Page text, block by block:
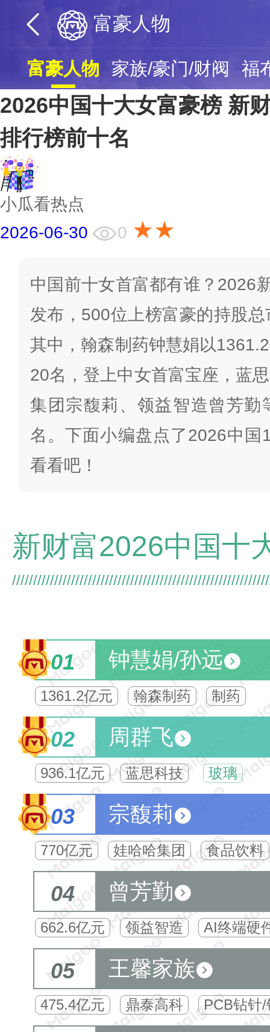
富豪人物
富豪人物 家族/豪门/财阀 福
2026中国十大女富豪榜 新
排行榜前十名
小瓜看热点
2026-06-30
0 ★★
中国前十女首富都有谁？2026
发布，500位上榜富豪的持股
其中，翰森制药钟慧娟以
20名，登上中女首富宝座，蓝
集团宗馥莉、领益智造曾芳勤
名。下面小编盘点了2026中国
看看吧！
01 钟慧娟/孙远
1361.2亿元 翰森制药 制药
02 周群飞
936.1亿元 蓝思科技 玻璃
03 宗馥莉
770亿元 娃哈哈集团 食品饮料
04 曾芳勤
662.6亿元 领益智造 AI终端硬
05 王馨家族
475.4亿元 鼎泰高科 PCB钻针/